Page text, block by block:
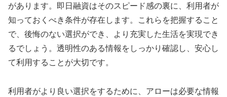
があります。即日融資はそのスピード感の裏に、利用者が
知っておくべき条件が存在します。これらを把握すること
で、後悔のない選択ができ、より充実した生活を実現でき
るでしょう。透明性のある情報をしっかり確認し、安心し
て利用することが大切です。
利用者がより良い選択をするために、アローは必要な情報